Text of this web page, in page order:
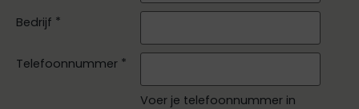
Bedrijf *
Telefoonnummer *
Voer je telefoonnummer in